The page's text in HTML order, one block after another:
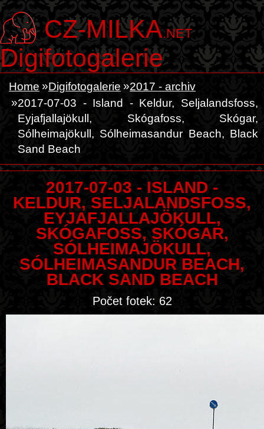
CZ-MILKA.NET
Digifotogalerie
Home Digifotogalerie
2017 - archiv
2017-07-03 - Island - Keldur, Seljalandsfoss,
Eyjafjallajökull, Skógafoss, Skógar,
Sólheimajökull, Sólheimasandur Beach, Black
Sand Beach
2017-07-03 - ISLAND -
KELDUR, SELJALANDSFOSS,
EYJAFJALLAJÖKULL,
SKÓGAFOSS, SKÓGAR,
SÓLHEIMAJÖKULL,
SÓLHEIMASANDUR BEACH,
BLACK SAND BEACH
Počet fotek: 62